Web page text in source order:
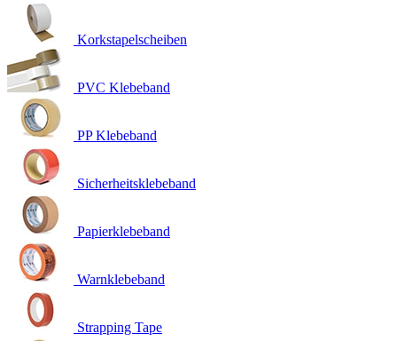
Korkstapelscheiben
PVC Klebeband
PP Klebeband
Sicherheitsklebeband
Papierklebeband
Warnklebeband
Strapping Tape